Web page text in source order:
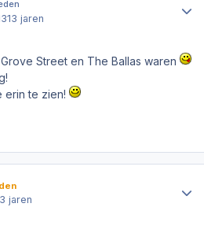
13 jaren
Street en The Ballas waren
erin te zien!
jaren